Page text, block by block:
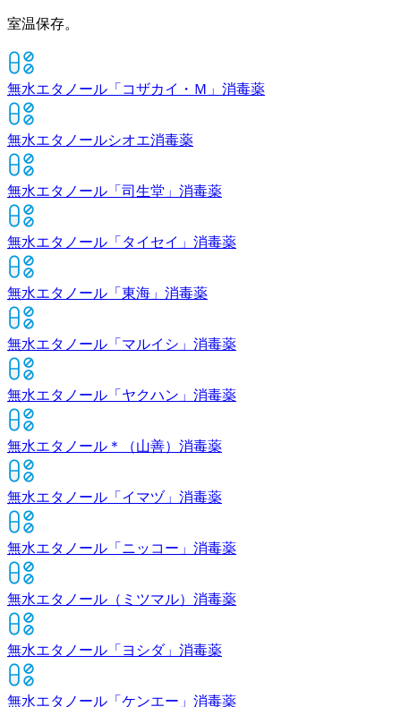
室温保存。
無水エタノール「コザカイ・Ｍ」 消毒薬
無水エタノールシオエ消毒薬
無水エタノール「司生堂」 消毒薬
無水エタノール「タイセイ」 消毒薬
無水エタノール「東海」 消毒薬
無水エタノール「マルイシ」 消毒薬
無水エタノール「ヤクハン」 消毒薬
無水エタノール＊（山善） 消毒薬
無水エタノール「イマヅ」 消毒薬
無水エタノール「ニッコー」 消毒薬
無水エタノール（ミツマル） 消毒薬
無水エタノール「ヨシダ」 消毒薬
無水エタノール「ケンエー」 消毒薬